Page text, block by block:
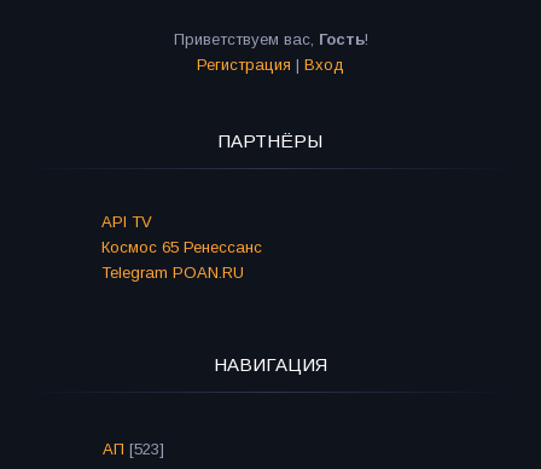
Приветствуем вас, Гость!
Регистрация | Вход
ПАРТНЁРЫ
API TV
Космос 65 Ренессанс
Telegram POAN.RU
НАВИГАЦИЯ
АП [523]